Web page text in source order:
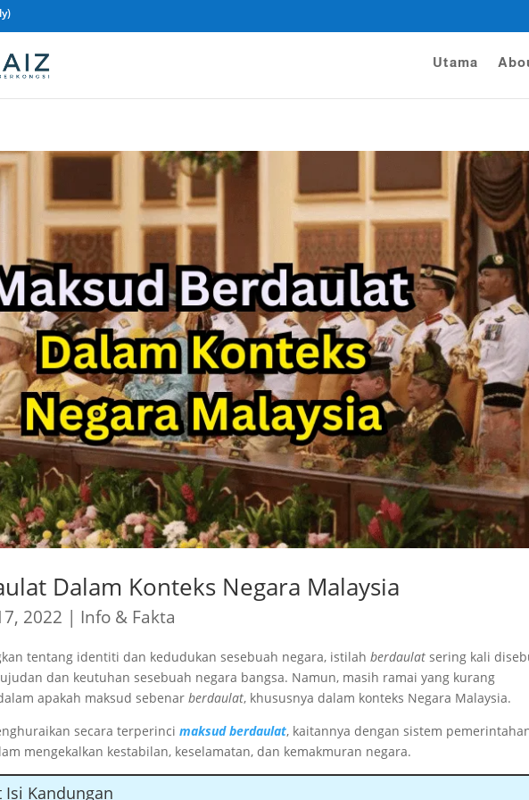
Utama
Dalam Konteks Negara Malaysia
2022 | Info & Fakta
tentang identiti dan kedudukan sesebuah negara, istilahberdaulat sering kali
dan keutuhan sesebuah negara bangsa. Namun, masih ramai yang kurang
apakah maksud sebenarberdaulat, khususnya dalam konteks Negara Malaysia.
secara terperincimaksud berdaulat, kaitannya dengan sistem
mengekalkan kestabilan, keselamatan, dan kemakmuran negara.
Kandungan